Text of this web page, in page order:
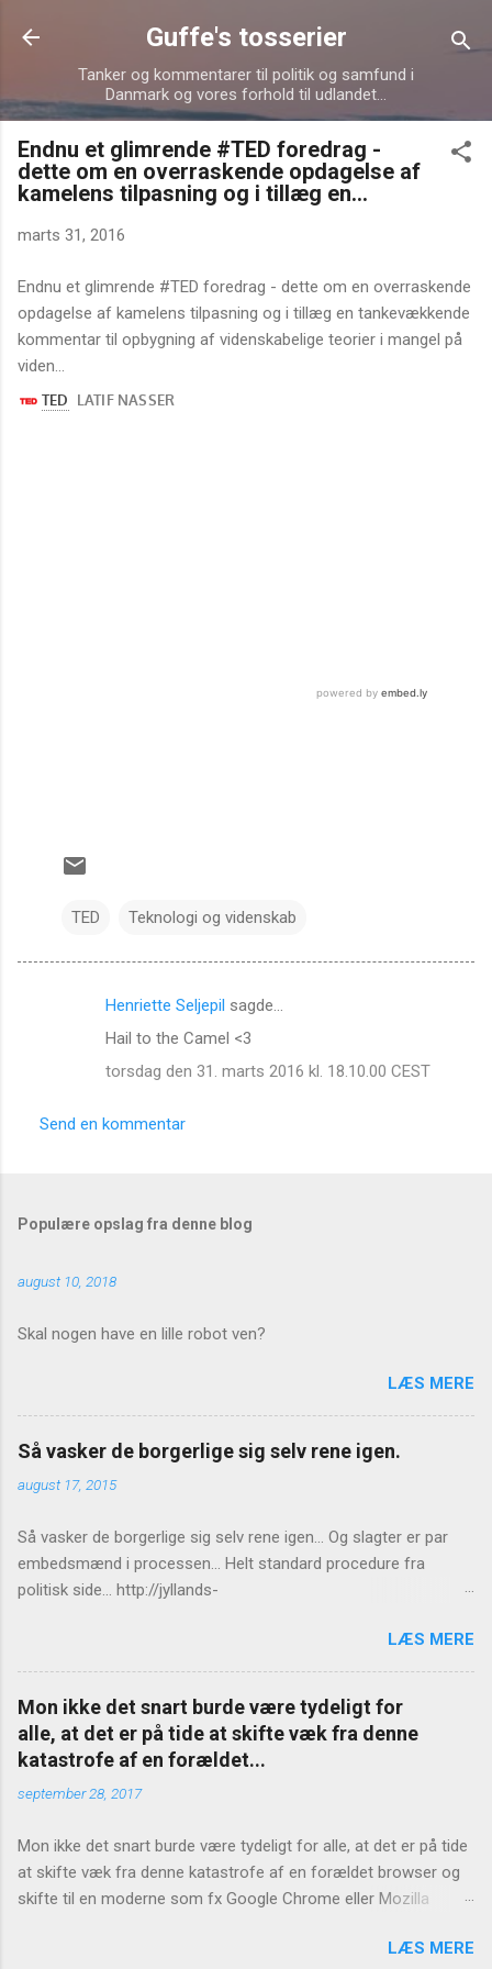
Gå videre til hovedindholdet
Guffe's tosserier
Tanker og kommentarer til politik og samfund i
Danmark og vores forhold til udlandet...
Endnu et glimrende #TED foredrag -
dette om en overraskende opdagelse af
kamelens tilpasning og i tillæg en...
marts 31, 2016
Endnu et glimrende #TED foredrag - dette om en overraskende
opdagelse af kamelens tilpasning og i tillæg en tankevækkende
kommentar til opbygning af videnskabelige teorier i mangel på
viden...
TED Teknologi og videnskab
a
e
r
Henriette Seljepil sagde…
Hail to the Camel <3
torsdag den 31. marts 2016 kl. 18.10.00 CEST
Send en kommentar
Populære opslag fra denne blog
august 10, 2018
Skal nogen have en lille robot ven?
LÆS MERE
Så vasker de borgerlige sig selv rene igen.
august 17, 2015
Så vasker de borgerlige sig selv rene igen... Og slagter er par
embedsmænd i processen... Helt standard procedure fra
politisk side... http://jyllands-
LÆS MERE
Mon ikke det snart burde være tydeligt for
alle, at det er på tide at skifte væk fra denne
katastrofe af en forældet...
september 28, 2017
Mon ikke det snart burde være tydeligt for alle, at det er på tide
at skifte væk fra denne katastrofe af en forældet browser og
skifte til en moderne som fx Google Chrome eller Mozilla
laekker-hvad-end-du-skriver-adressefeltet-1081127LÆS MERE